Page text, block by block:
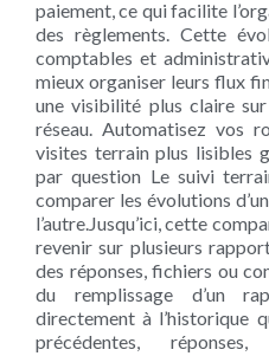
paiement, ce qui facilite
des règlements. Cette
comptables et
mieux organiser leurs flux
une visibilité plus claire
réseau. Automatisez vos
visites terrain plus lisibles
par question Le suivi
comparer les évolutions
l’autre.Jusqu’ici, cette
revenir sur plusieurs
des réponses, fichiers ou
du remplissage d’un
directement à l’historique
précédentes,